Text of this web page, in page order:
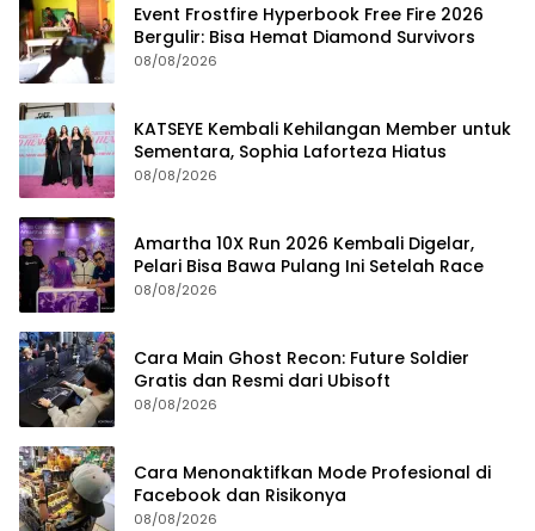
Event Frostfire Hyperbook Free Fire 2026
Bergulir: Bisa Hemat Diamond Survivors
08/08/2026
KATSEYE Kembali Kehilangan Member untuk
Sementara, Sophia Laforteza Hiatus
08/08/2026
Amartha 10X Run 2026 Kembali Digelar,
Pelari Bisa Bawa Pulang Ini Setelah Race
08/08/2026
Cara Main Ghost Recon: Future Soldier
Gratis dan Resmi dari Ubisoft
08/08/2026
Cara Menonaktifkan Mode Profesional di
Facebook dan Risikonya
08/08/2026